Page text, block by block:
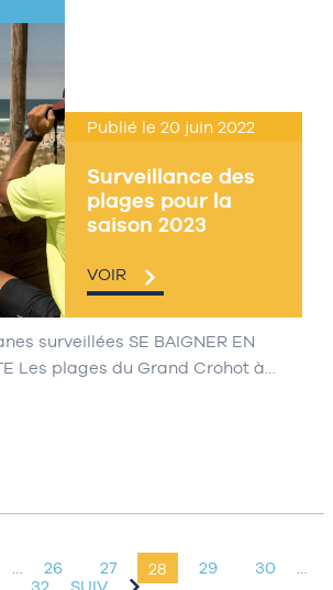
Surveillance des
plages pour la
saison 2023
Publié le 20 juin 2022
VOIR
surveillées SE BAIGNER EN
Les plages du Grand Crohot à…
… 26 27 28 29 30
…